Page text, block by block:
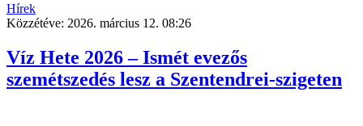
Hírek
Közzétéve: 2026. március 12. 08:26
Víz Hete 2026 – Ismét evezős
szemétszedés lesz a Szentendrei-szigeten